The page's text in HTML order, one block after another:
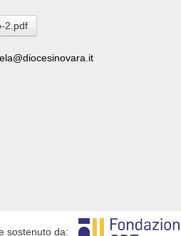
2.pdf
sostenuto da: